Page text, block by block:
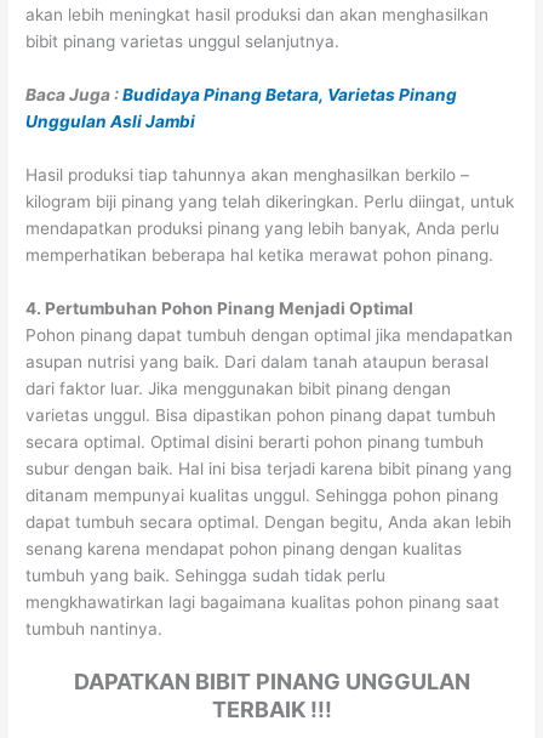
akan lebih meningkat hasil produksi dan akan menghasilkan
bibit pinang varietas unggul selanjutnya.
Baca Juga :Budidaya Pinang Betara, Varietas Pinang
Unggulan Asli Jambi
Hasil produksi tiap tahunnya akan menghasilkan berkilo –
kilogram biji pinang yang telah dikeringkan. Perlu diingat, untuk
mendapatkan produksi pinang yang lebih banyak, Anda perlu
memperhatikan beberapa hal ketika merawat pohon pinang.
4. Pertumbuhan Pohon Pinang Menjadi Optimal
Pohon pinang dapat tumbuh dengan optimal jika mendapatkan
asupan nutrisi yang baik. Dari dalam tanah ataupun berasal
dari faktor luar. Jika menggunakan bibit pinang dengan
varietas unggul. Bisa dipastikan pohon pinang dapat tumbuh
secara optimal. Optimal disini berarti pohon pinang tumbuh
subur dengan baik. Hal ini bisa terjadi karena bibit pinang yang
ditanam mempunyai kualitas unggul. Sehingga pohon pinang
dapat tumbuh secara optimal. Dengan begitu, Anda akan lebih
senang karena mendapat pohon pinang dengan kualitas
tumbuh yang baik. Sehingga sudah tidak perlu
mengkhawatirkan lagi bagaimana kualitas pohon pinang saat
tumbuh nantinya.
DAPATKAN BIBIT PINANG UNGGULAN
TERBAIK !!!